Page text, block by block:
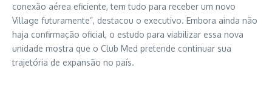
conexão aérea eficiente, tem tudo para receber um novo
Village futuramente”, destacou o executivo. Embora ainda não
haja confirmação oficial, o estudo para viabilizar essa nova
unidade mostra que o Club Med pretende continuar sua
trajetória de expansão no país.